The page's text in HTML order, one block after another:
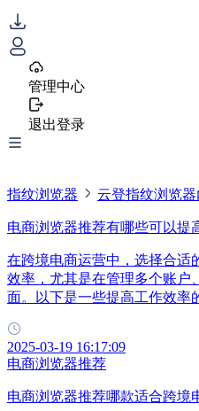
管理中心
退出登录
指纹浏览器 云登指纹浏览
电商浏览器推荐有哪些可以提
在跨境电商运营中，选择合适
效率，尤其是在管理多个账户
面。以下是一些提高工作效率
2025-03-19 16:17:09
电商浏览器推荐
电商浏览器推荐哪款适合跨境